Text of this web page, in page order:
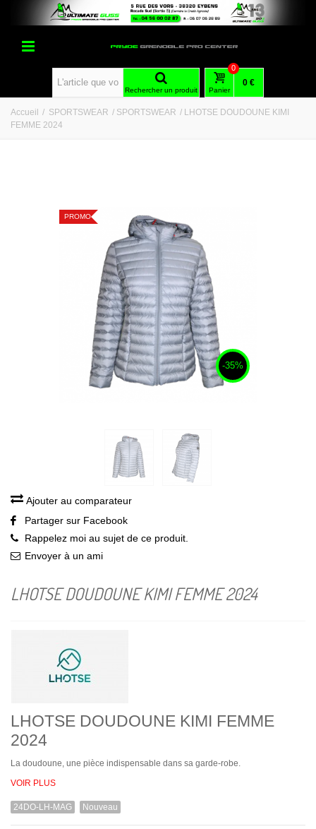
Rechercher un produit Panier
0
0 €
Accueil / SPORTSWEAR / SPORTSWEAR / LHOTSE DOUDOUNE KIMI
FEMME 2024
PROMO
-35%
Ajouter au comparateur
Partager sur Facebook
Rappelez moi au sujet de ce produit.
Envoyer à un ami
LHOTSE DOUDOUNE KIMI FEMME 2024
LHOTSE DOUDOUNE KIMI FEMME
2024
La doudoune, une pièce indispensable dans sa garde-robe.
VOIR PLUS
24DO-LH-MAG Nouveau